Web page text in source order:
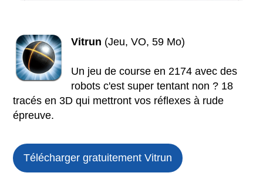
Vitrun (Jeu, VO, 59 Mo)
Un jeu de course en 2174 avec des
robots c'est super tentant non ? 18
tracés en 3D qui mettront vos réflexes à rude
épreuve.
Télécharger gratuitement Vitrun